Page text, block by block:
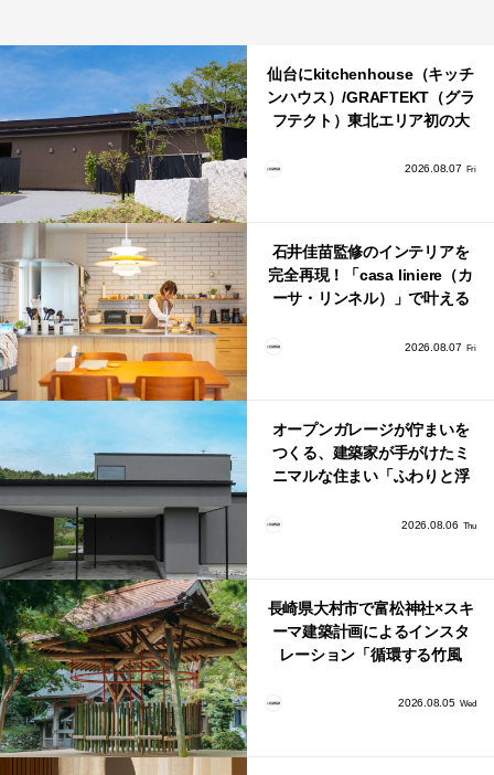
仙台にkitchenhouse（キッチ
ンハウス）/GRAFTEKT（グラ
フテクト）東北エリア初の大
2026.08.07 Fri
石井佳苗監修のインテリアを
完全再現！「casa liniere（カ
ーサ・リンネル）」で叶える
2026.08.07 Fri
オープンガレージが佇まいを
つくる、建築家が手がけたミ
ニマルな住まい「ふわりと浮
2026.08.06 Thu
長崎県大村市で富松神社×スキ
ーマ建築計画によるインスタ
レーション「循環する竹風
2026.08.05 Wed